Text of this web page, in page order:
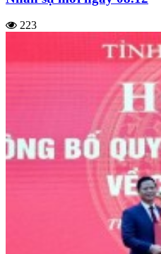
223